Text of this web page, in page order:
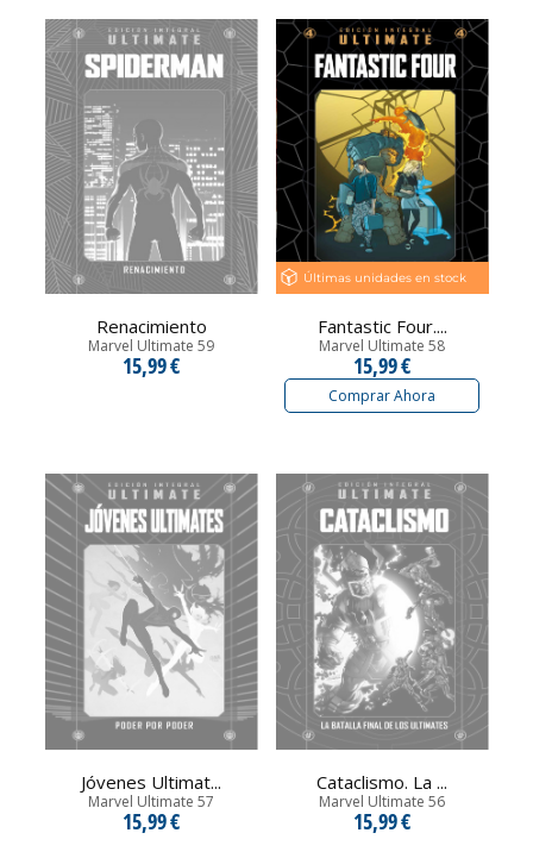
Renacimiento
Marvel Ultimate 59
15,99 €
Últimas unidades en stock
Fantastic Four....
Marvel Ultimate 58
15,99 €
Comprar Ahora
Jóvenes Ultimat...
Marvel Ultimate 57
15,99 €
Cataclismo. La ...
Marvel Ultimate 56
15,99 €